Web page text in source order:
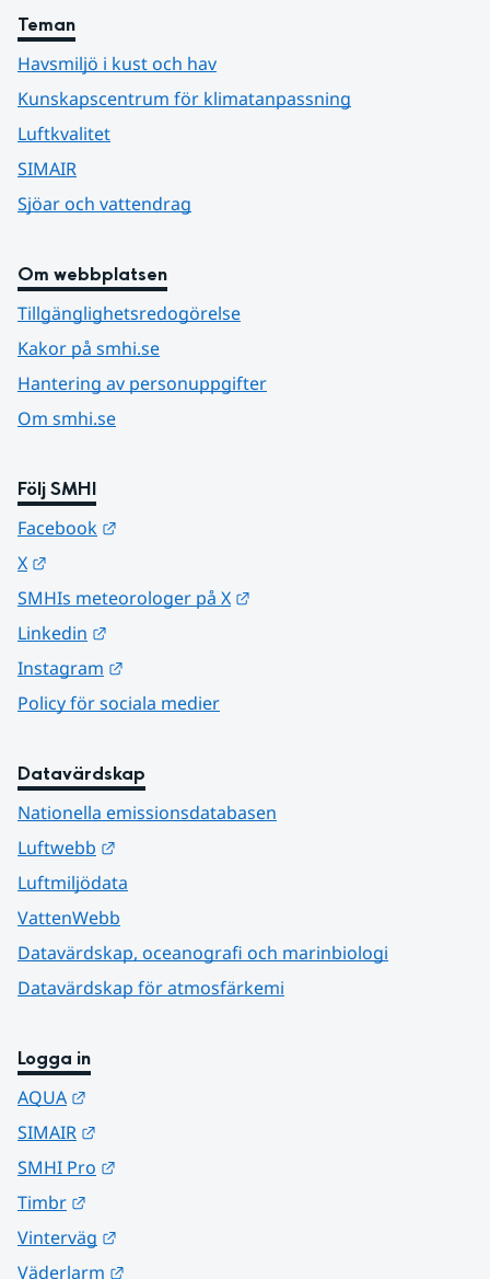
Teman
Havsmiljö i kust och hav
Kunskapscentrum för klimatanpassning
Luftkvalitet
SIMAIR
Sjöar och vattendrag
Om webbplatsen
Tillgänglighetsredogörelse
Kakor på smhi.se
Hantering av personuppgifter
Om smhi.se
Följ SMHI
Facebook
X
SMHIs meteorologer på X
Linkedin
Instagram
Policy för sociala medier
Datavärdskap
Nationella emissionsdatabasen
Luftwebb
Luftmiljödata
VattenWebb
Datavärdskap, oceanografi och marinbiologi
Datavärdskap för atmosfärkemi
Logga in
AQUA
SIMAIR
SMHI Pro
Timbr
Vinterväg
Väderlarm